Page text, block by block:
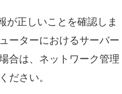
が正しいことを確認しま
ーターにおけるサーバー
合は、ネットワーク管理
ださい。